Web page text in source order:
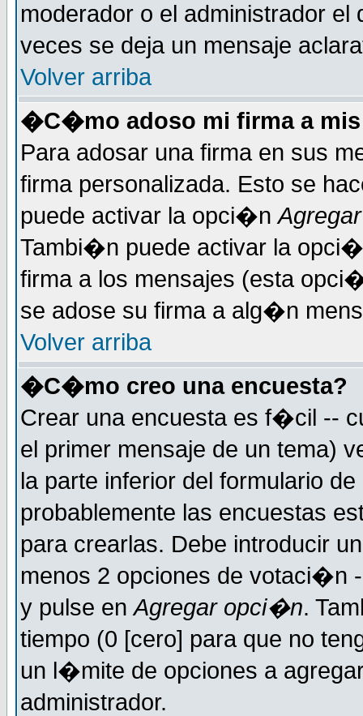
moderador o el administrador
veces se deja un mensaje
Volver arriba
�C�mo adoso mi firma a mis
Para adosar una firma en sus
firma personalizada. Esto se
puede activar la opci�n
Tambi�n puede activar la
firma a los mensajes (esta
se adose su firma a alg�n
Volver arriba
�C�mo creo una encuesta?
Crear una encuesta es f�cil --
el primer mensaje de un
la parte inferior del formulario
probablemente las encuestas
para crearlas. Debe introducir
menos 2 opciones de votaci�n
y pulse enAgregar opci�n.
tiempo (0 [cero] para que no
un l�mite de opciones a
administrador.